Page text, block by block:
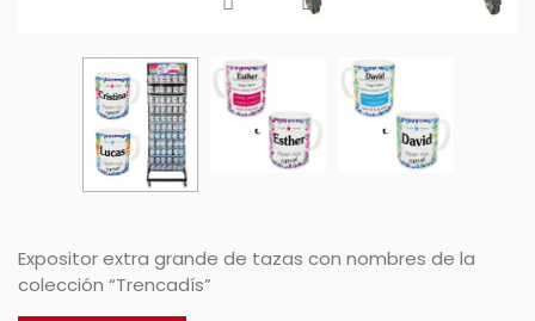
Expositor extra grande de tazas con nombres de la
colección “Trencadís”